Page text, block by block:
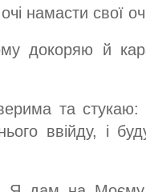
намасти свої
докоряю й
та стукаю:
ввійду, і